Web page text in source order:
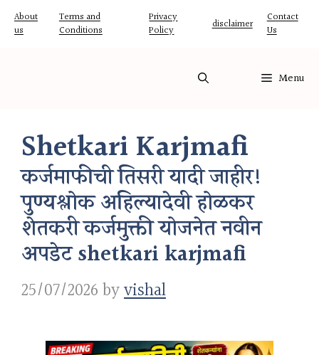
Skip
About
us
Terms and
Conditions
Privacy
Policy
disclaimer
Contact
Us
Menu
Shetkari Karjmafi
कर्जमाफीची तिसरी यादी जाहीर!
पुण्यश्लोक अहिल्यादेवी होळकर
शेतकरी कर्जमुक्ती योजनेत नवीन
अपडेट shetkari karjmafi
25/07/2026byvishal